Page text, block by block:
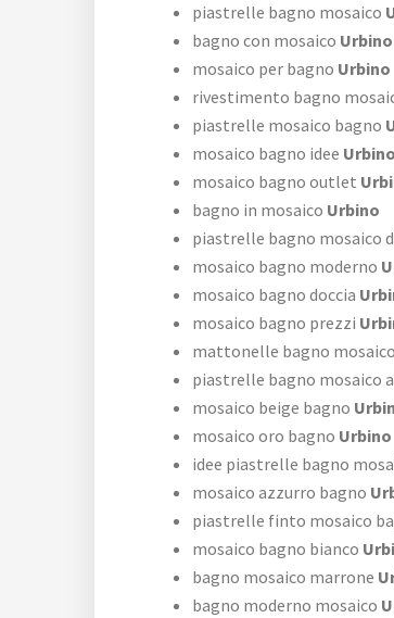
piastrelle bagno mosaico
bagno con mosaico Urbino
mosaico per bagno Urbino
rivestimento bagno
piastrelle mosaico bagno
mosaico bagno idee Urbino
mosaico bagno outlet
bagno in mosaico Urbino
piastrelle bagno mosaico
mosaico bagno moderno
mosaico bagno doccia
mosaico bagno prezzi
mattonelle bagno mosaico
piastrelle bagno mosaico
mosaico beige bagno
mosaico oro bagno Urbino
idee piastrelle bagno
mosaico azzurro bagno
piastrelle finto mosaico
mosaico bagno bianco
bagno mosaico marrone
bagno moderno mosaico